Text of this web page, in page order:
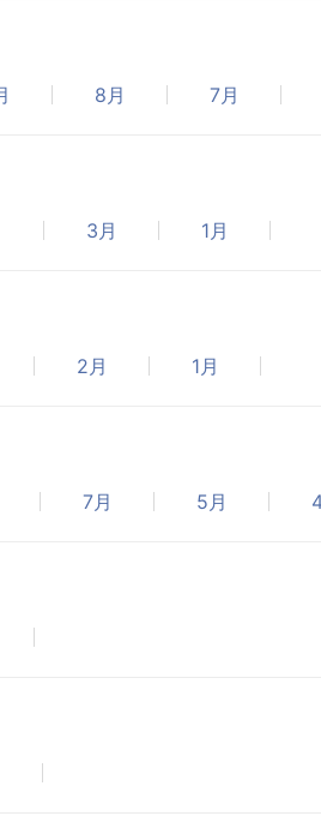
8月 7月
3月 1月
2月 1月
7月 5月